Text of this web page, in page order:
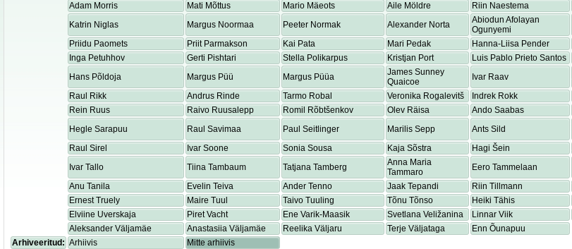
Adam Morris
Mati Mõttus Mario Mäeots Aile Möldre Riin Naestema
Katrin Niglas
Margus Noormaa Peeter Normak Alexander Norta
Abiodun Afolayan
Ogunyemi
Priidu Paomets
Priit Parmakson Kai Pata Mari Pedak Hanna-Liisa Pender
Inga Petuhhov
Gerti Pishtari Stella Polikarpus Kristjan Port Luis Pablo Prieto Santos
Hans Põldoja
Margus Püü Margus Püüa
James Sunney
Quaicoe
Ivar Raav
Raul Rikk
Andrus Rinde Tarmo Robal Veronika Rogalevitš Indrek Rokk
Rein Ruus
Raivo Ruusalepp Romil Rõbtšenkov Olev Räisa Ando Saabas
Hegle Sarapuu
Raul Savimaa Paul Seitlinger Marilis Sepp Ants Sild
Raul Sirel
Ivar Soone Sonia Sousa Kaja Sõstra Hagi Šein
Ivar Tallo
Tiina Tambaum Tatjana Tamberg
Anna Maria
Tammaro
Eero Tammelaan
Anu Tanila
Evelin Teiva Ander Tenno Jaak Tepandi Riin Tillmann
Ernest Truely
Maire Tuul Taivo Tuuling Tõnu Tõnso Heiki Tähis
Elviine Uverskaja
Piret Vacht Ene Varik-Maasik Svetlana Veližanina Linnar Viik
Aleksander Väljamäe
Anastasiia Väljamäe Reelika Väljaru Terje Väljataga
Enn Õunapuu
Arhiveeritud: Arhiivis
Mitte arhiivis